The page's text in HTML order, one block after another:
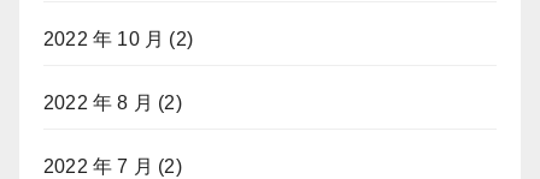
2022 年 10 月 (2)
2022 年 8 月 (2)
2022 年 7 月 (2)